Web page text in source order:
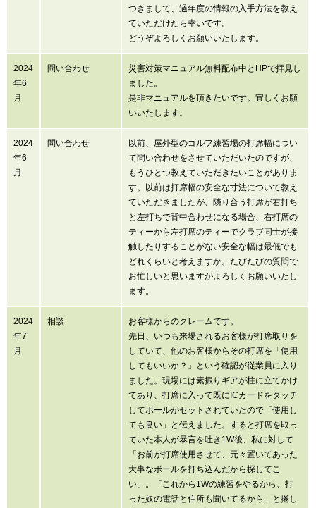
つきまして、過年度の情報の入手方法を教え
ていただけたら幸いです。
どうぞよろしくお願いいたします。
2024
年6
月
問い合わせ
災害対策マニュアル無料配布中とHPで拝見し
ました。
是非マニュアルを頂きたいです。宜しくお願
いいたします。
2024
年6
月
問い合わせ
以前、屋外型のゴルフ練習場の打席幅につい
て問い合わせをさせていただいたのですが、
もうひとつ教えていただきたいことがありま
す。以前は打席幅の安全な寸法について教え
ていただきましたが、隣り合う打席が右打ち
と左打ちで背中合わせになる場合、右打席の
ティーから左打席のティーでクラブ同士が接
触したりすることがない安全な幅は最低でも
どれくらいと考えますか。たびたびの質問で
お忙しいと思いますがよろしくお願いいたし
ます。
2024
年7
月
相談
お客様からのクレームです。
先日、いつも来場されるお客様が打席取りを
していて、他のお客様からその打席を「使用
してもいいか？」という確認が従業員に入り
ました。現場には素振りギアが柱に立てかけ
てあり、打席に入って既にICカードをタッチ
してボールがセットされていたので「使用し
ても良い」と伝えました。すると打席を取っ
ていた本人が暴言を吐き1W後、私に対して
「お前が打席使用させて、元々置いてあった
大事なボールを打ち込んだから探してこ
い」。「これから1Wの練習をやるから、打
った奴の電話と住所も聞いてるから」と捲し